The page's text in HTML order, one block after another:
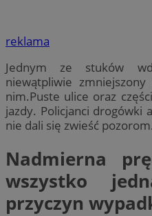
reklama
Jednym ze stuków
niewątpliwie
nim.Puste ulice oraz
jazdy. Policjanci drogówki
nie dali się zwieść pozorom.
Nadmierna
wszystko
przyczyn